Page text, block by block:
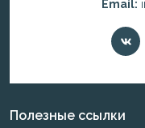
Email:
Полезные ссылки